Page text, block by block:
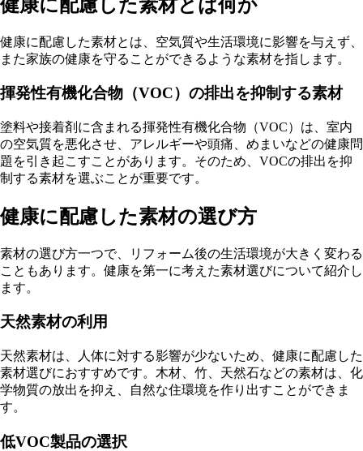
健康に配慮した素材とは何か
健康に配慮した素材とは、空気質や生活環境に影響を与えず、
また家族の健康を守ることができるような素材を指します。
揮発性有機化合物（VOC）の排出を抑制する素材
塗料や接着剤に含まれる揮発性有機化合物（VOC）は、室内
の空気質を悪化させ、アレルギーや頭痛、めまいなどの健康問
題を引き起こすことがあります。そのため、VOCの排出を抑
制する素材を選ぶことが重要です。
健康に配慮した素材の選び方
素材の選び方一つで、リフォーム後の生活環境が大きく変わる
こともあります。健康を第一に考えた素材選びについて紹介し
ます。
天然素材の利用
天然素材は、人体に対する影響が少ないため、健康に配慮した
素材選びにおすすめです。木材、竹、天然石などの素材は、化
学物質の放出を抑え、自然な住環境を作り出すことができま
す。
低VOC製品の選択